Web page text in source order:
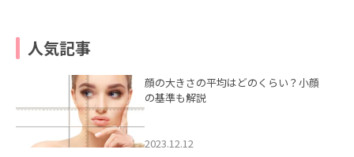
人気記事
顔の大きさの平均はどのくらい？小顔
の基準も解説
2023.12.12